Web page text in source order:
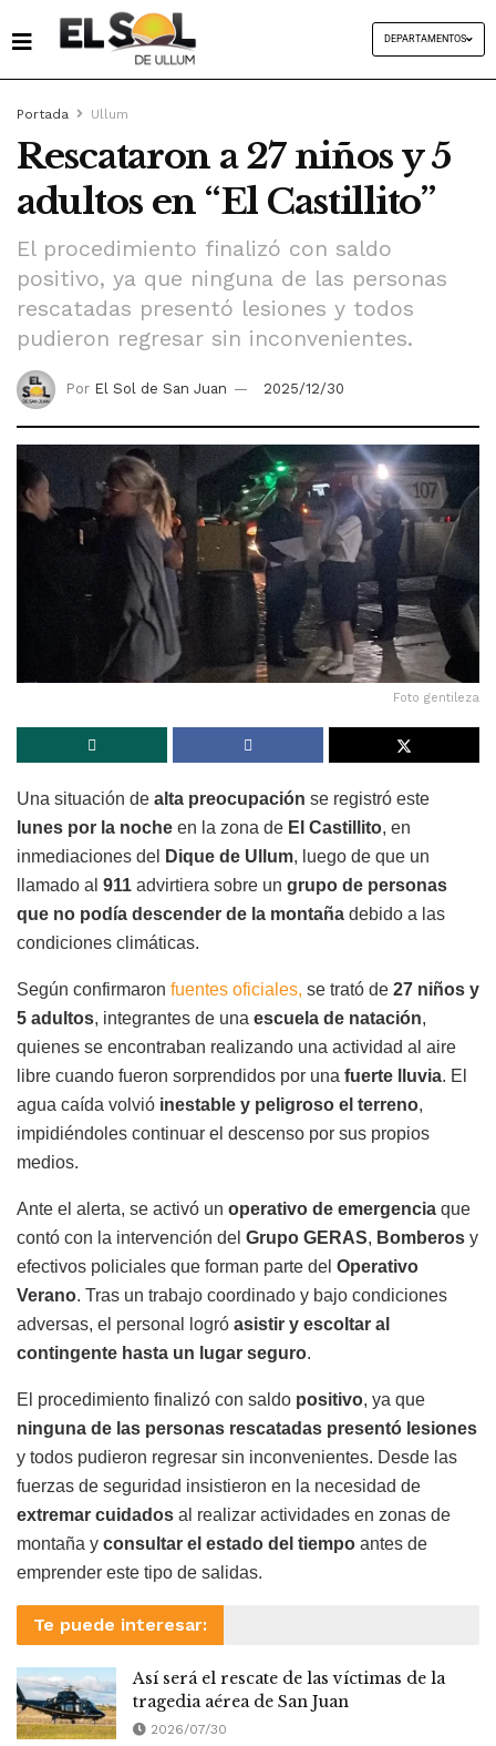
DEPARTAMENTOS
Portada Ullum
Rescataron a 27 niños y 5
adultos en “El Castillito”
El procedimiento finalizó con saldo
positivo, ya que ninguna de las personas
rescatadas presentó lesiones y todos
pudieron regresar sin inconvenientes.
Por El Sol de San Juan 2025/12/30
Foto gentileza
Una situación de alta preocupación se registró este
lunes por la noche en la zona de El Castillito, en
inmediaciones del
Dique de Ullum, luego de que un
llamado al 911 advirtiera sobre un grupo de personas
que no podía descender de la montaña debido a las
condiciones climáticas.
Según confirmaron fuentes oficiales, se trató de 27 niños y
5 adultos, integrantes de una escuela de natación,
quienes se encontraban realizando una actividad al aire
libre cuando fueron sorprendidos por una fuerte lluvia. El
agua caída volvió inestable y peligroso el terreno,
impidiéndoles continuar el descenso por sus propios
medios.
Ante el alerta, se activó un operativo de emergencia que
contó con la intervención del Grupo GERAS, Bomberos y
efectivos policiales que forman parte del Operativo
Verano. Tras un trabajo coordinado y bajo condiciones
adversas, el personal logró asistir y escoltar al
contingente hasta un lugar seguro.
El procedimiento finalizó con saldo positivo, ya que
ninguna de las personas rescatadas presentó lesiones
y todos pudieron regresar sin inconvenientes. Desde las
fuerzas de seguridad insistieron en la necesidad de
extremar cuidados al realizar actividades en zonas de
montaña y consultar el estado del tiempo antes de
emprender este tipo de salidas.
Te puede interesar:
Así será el rescate de las víctimas de la
tragedia aérea de San Juan
2026/07/30